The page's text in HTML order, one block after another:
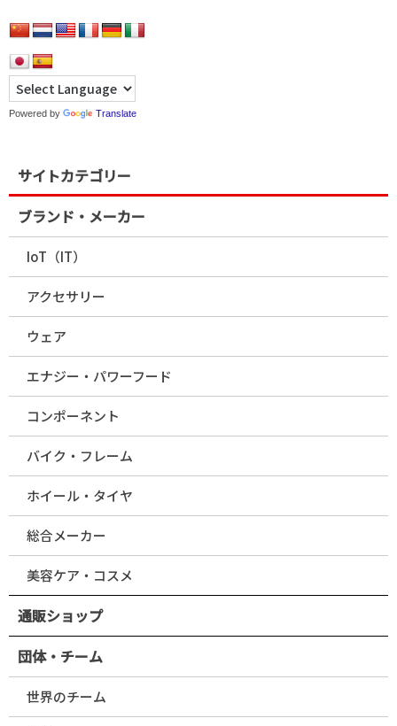
Powered by Translate
サイトカテゴリー
ブランド・メーカー
IoT（IT）
アクセサリー
ウェア
エナジー・パワーフード
コンポーネント
バイク・フレーム
ホイール・タイヤ
総合メーカー
美容ケア・コスメ
通販ショップ
団体・チーム
世界のチーム